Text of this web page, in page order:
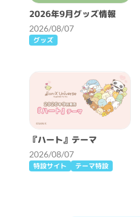
2026年9月グッズ情報
2026/08/07
グッズ
『ハート』テーマ
2026/08/07
特設サイト テーマ特設